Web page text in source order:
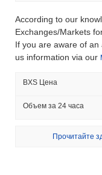
According to our
Exchanges/Markets
If you are aware of
us information via our
BXS Цена
Объем за 24 часа
Прочитайте